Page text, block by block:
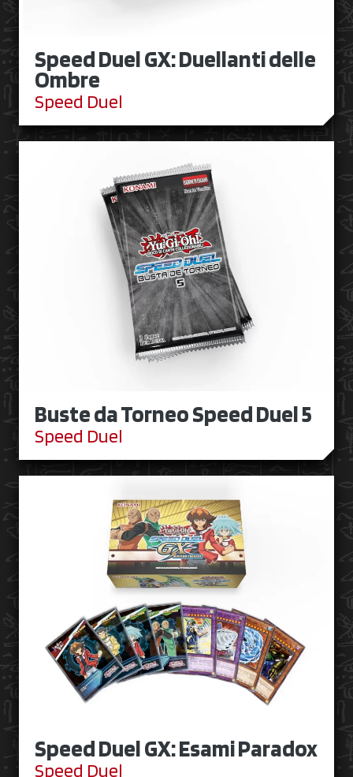
Speed Duel GX: Duellanti delle
Ombre
Speed Duel
Buste da Torneo Speed Duel 5
Speed Duel
Speed Duel GX: Esami Paradox
Speed Duel